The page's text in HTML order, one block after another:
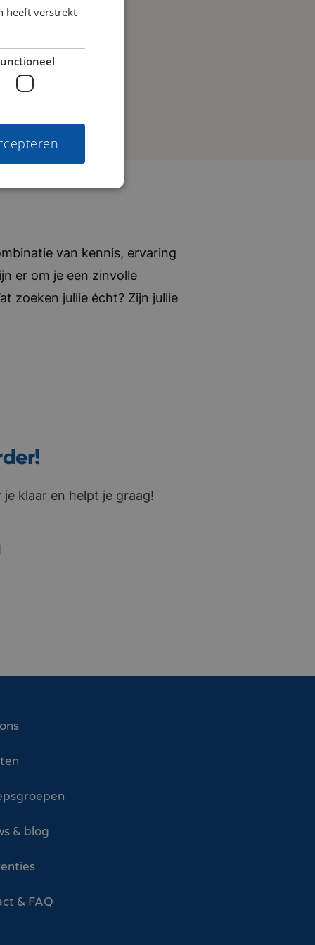
van kennis, ervaring
er om je een zinvolle
zoeken jullie écht? Zijn jullie
klaar en helpt je graag!
& blog
& FAQ
heeft verstrekt